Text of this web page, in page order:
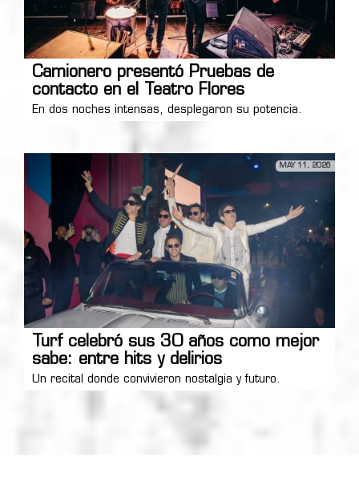
Camionero presentó Pruebas de
contacto en el Teatro Flores
En dos noches intensas, desplegaron su potencia.
MAY 11, 2026
Turf celebró sus 30 años como mejor
sabe: entre hits y delirios
Un recital donde convivieron nostalgia y futuro.